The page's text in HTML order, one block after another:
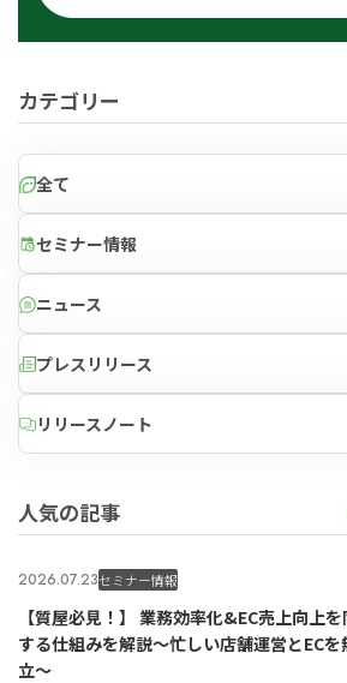
カテゴリー
全て
セミナー情報
ニュース
プレスリリース
リリースノート
人気の記事
2026.07.23セミナー情報
【質屋必見！】 業務効率化&EC売上向上
する仕組みを解説〜忙しい店舗運営とEC
立〜
forRetail小売業の方向け
forReuse中古買取業者向
資料ダウンロードの一覧
forRetail小売業の方向け
forReuse中古買取業者向
お問い合わせフォームへ